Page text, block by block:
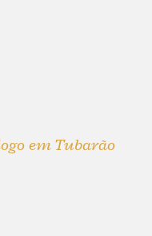
em Tubarão